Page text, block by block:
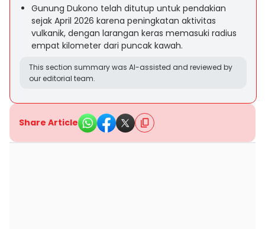
Gunung Dukono telah ditutup untuk pendakian
sejak April 2026 karena peningkatan aktivitas
vulkanik, dengan larangan keras memasuki radius
empat kilometer dari puncak kawah.
This section summary was AI-assisted and reviewed by
our editorial team.
Share Article